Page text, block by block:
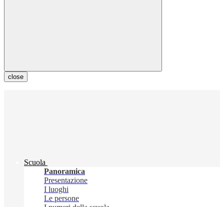
close
Scuola
Panoramica
Presentazione
I luoghi
Le persone